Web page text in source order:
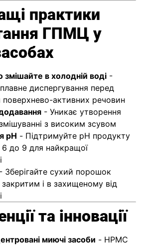
практики
ГПМЦ у
в холодній воді -
диспергування перед
активних речовин
- Уникає утворення
з високим зсувом
pH - Підтримуйте рН продукту
до 9 для найкращої
- Зберігайте сухий порошок
і в захищеному від
та інновації
миючі засоби - HPMC